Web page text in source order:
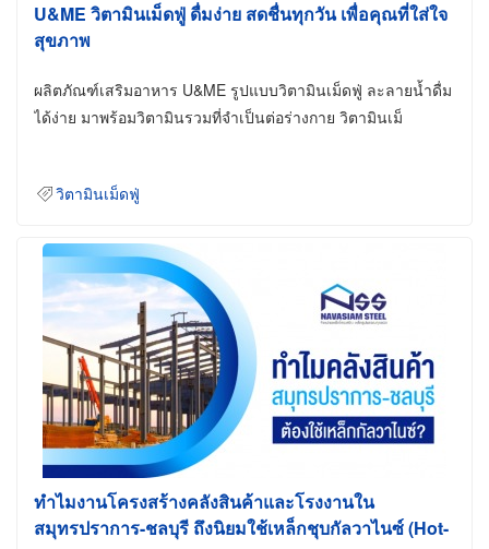
U&ME วิตามินเม็ดฟู่ ดื่มง่าย สดชื่นทุกวัน เพื่อคุณที่ใส่ใจ
สุขภาพ
ผลิตภัณฑ์เสริมอาหาร U&ME รูปแบบวิตามินเม็ดฟู่ ละลายน้ำดื่ม
ได้ง่าย มาพร้อมวิตามินรวมที่จำเป็นต่อร่างกาย วิตามินเม็
วิตามินเม็ดฟู่
ทำไมงานโครงสร้างคลังสินค้าและโรงงานใน
สมุทรปราการ-ชลบุรี ถึงนิยมใช้เหล็กชุบกัลวาไนซ์ (Hot-